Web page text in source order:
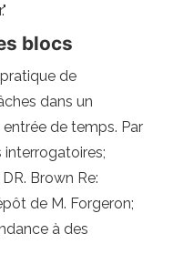
blocs
de
dans un
de temps. Par
Brown Re:
de M. Forgeron;
à des